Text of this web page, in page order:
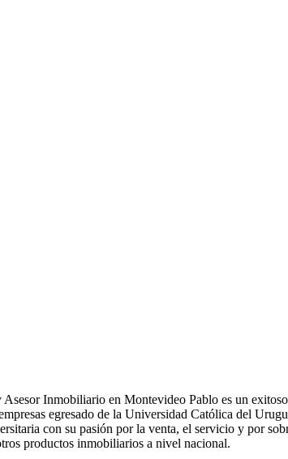
Inmobiliario en Montevideo Pablo es un
egresado de la Universidad Católica del
con su pasión por la venta, el servicio y por
productos inmobiliarios a nivel nacional.